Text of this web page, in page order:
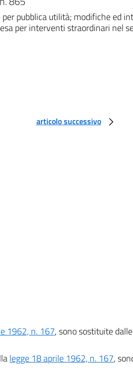
pubblica utilità; modifiche ed
per interventi straordinari nel
articolo successivo
1962, n. 167, sono sostituite dalle
legge 18 aprile 1962, n. 167,